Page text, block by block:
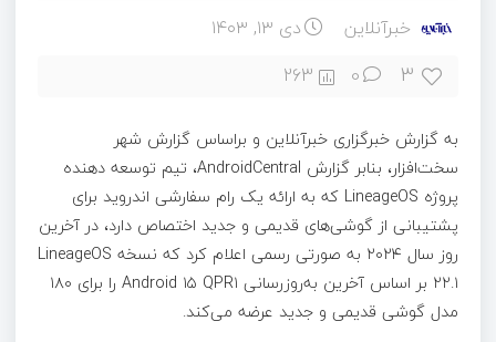
خبرآنلاین دی ۱۳, ۱۴۰۳
3
0
263
به گزارش خبرگزاری خبرآنلاین و براساس گزارش شهر
سخت‌افزار، بنابر گزارش AndroidCentral، تیم توسعه دهنده
پروژه LineageOS که به ارائه یک رام سفارشی اندروید برای
پشتیبانی از گوشی‌های قدیمی و جدید اختصاص دارد، در آخرین
روز سال ۲۰۲۴ به صورتی رسمی اعلام کرد که نسخه LineageOS
۲۲.۱ بر اساس آخرین به‌روزرسانی Android ۱۵ QPR۱ را برای ۱۸۰
مدل گوشی قدیمی و جدید عرضه می‌کند.